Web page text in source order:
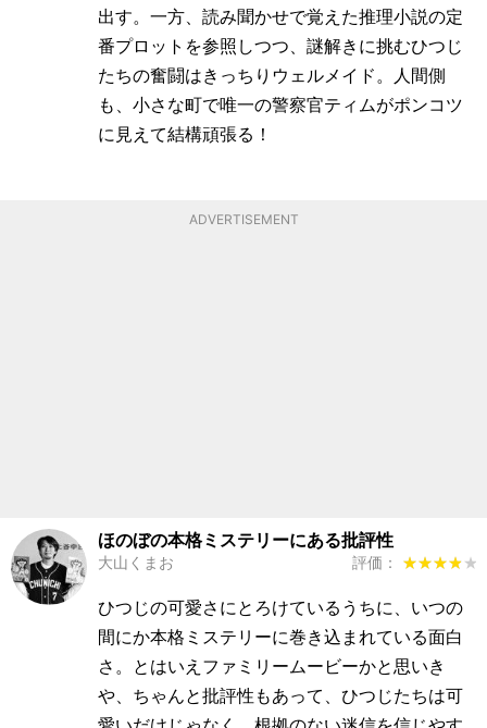
出す。一方、読み聞かせで覚えた推理小説の定
番プロットを参照しつつ、謎解きに挑むひつじ
たちの奮闘はきっちりウェルメイド。人間側
も、小さな町で唯一の警察官ティムがポンコツ
に見えて結構頑張る！
ADVERTISEMENT
ほのぼの本格ミステリーにある批評性
大山くまお 評価： ★★★★★
★★★★★
ひつじの可愛さにとろけているうちに、いつの
間にか本格ミステリーに巻き込まれている面白
さ。とはいえファミリームービーかと思いき
や、ちゃんと批評性もあって、ひつじたちは可